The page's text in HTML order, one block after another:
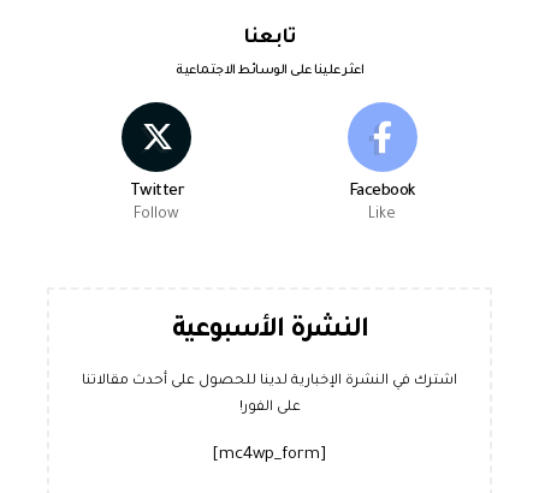
تابعنا
اعثر علينا على الوسائط الاجتماعية
Facebook
Like
Twitter
Follow
النشرة الأسبوعية
اشترك في النشرة الإخبارية لدينا للحصول على أحدث مقالاتنا
على الفور!
[mc4wp_form]